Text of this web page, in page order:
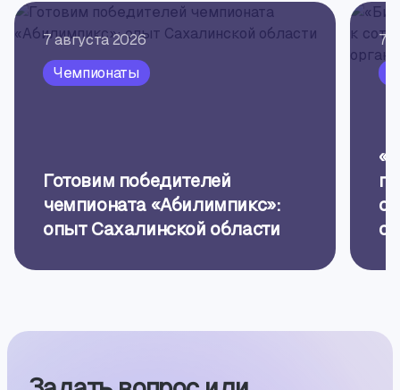
7 августа 2026
Чемпионаты
Готовим победителей
чемпионата «Абилимпикс»:
опыт Сахалинской области
7